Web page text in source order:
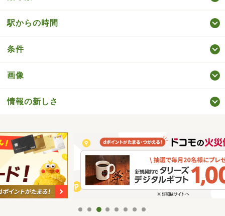
駅からの時間
条件
画像
情報の新しさ